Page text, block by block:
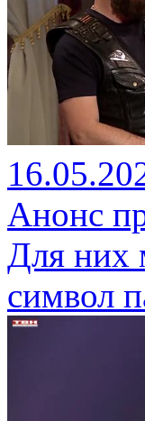
Анонс
Для них
символ